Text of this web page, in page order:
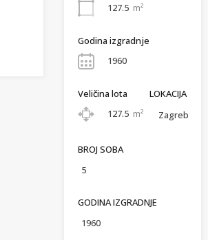
127.5 m²
Godina izgradnje
1960
Veličina lota
127.5 m²
LOKACIJA
Zagreb
BROJ SOBA
5
GODINA IZGRADNJE
1960